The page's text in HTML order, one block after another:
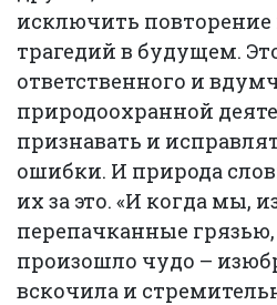
исключить
трагедий в будущем.
ответственного и
природоохранной
признавать и
ошибки. И природа
их за это. «И когда мы,
перепачканные
произошло чудо –
вскочила и